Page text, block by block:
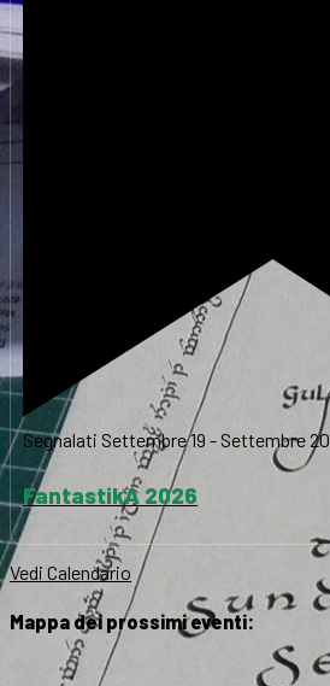
Segnalati Settembre 19 - Settembre 20
FantastikA 2026
Vedi Calendario
Mappa dei prossimi eventi: